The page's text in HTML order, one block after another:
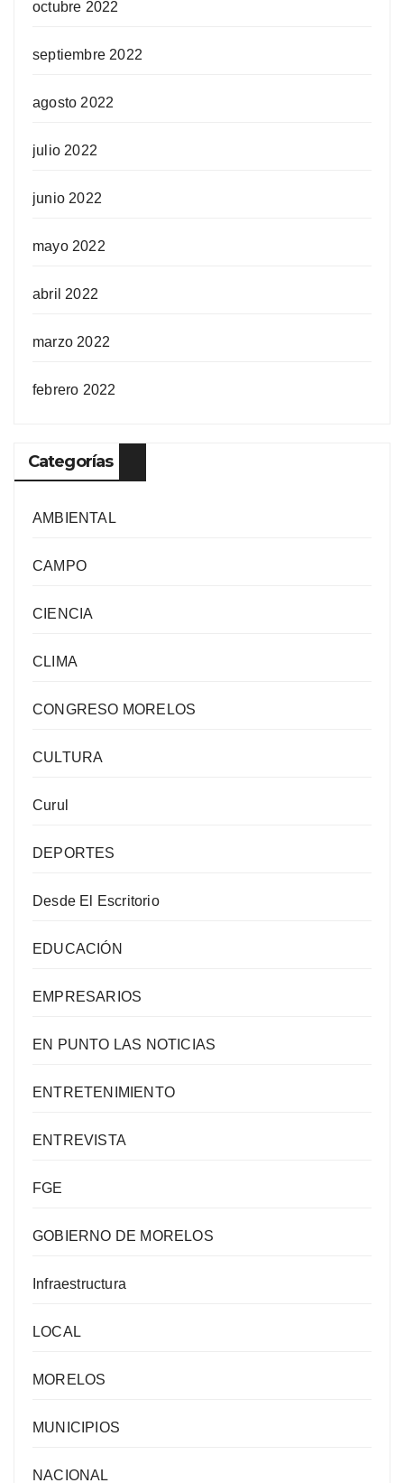
octubre 2022
septiembre 2022
agosto 2022
julio 2022
junio 2022
mayo 2022
abril 2022
marzo 2022
febrero 2022
Categorías
AMBIENTAL
CAMPO
CIENCIA
CLIMA
CONGRESO MORELOS
CULTURA
Curul
DEPORTES
Desde El Escritorio
EDUCACIÓN
EMPRESARIOS
EN PUNTO LAS NOTICIAS
ENTRETENIMIENTO
ENTREVISTA
FGE
GOBIERNO DE MORELOS
Infraestructura
LOCAL
MORELOS
MUNICIPIOS
NACIONAL